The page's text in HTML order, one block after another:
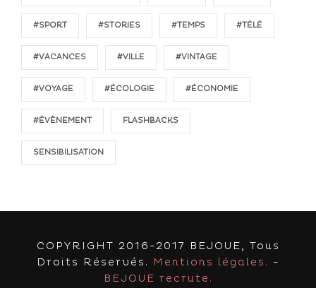
#SPORT #STORIES #TEMPS #TÉLÉ
#VACANCES #VILLE #VINTAGE
#VOYAGE #ÉCOLOGIE #ÉCONOMIE
#ÉVÈNEMENT FLASHBACKS
SENSIBILISATION
COPYRIGHT 2016-2017 BEJOUE, Tous
Droits Réservés.
Mentions légales. -
BEJOUE recrute.